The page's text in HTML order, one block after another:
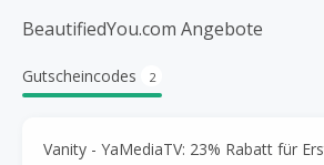
BeautifiedYou.com Angebote
Gutscheincodes 2
Vanity - YaMediaTV: 23% Rabatt für